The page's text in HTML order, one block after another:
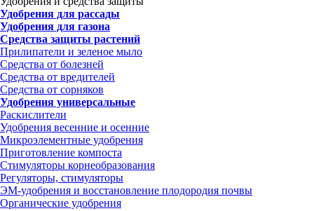
Удобрения для рассады
Удобрения для газона
Средства защиты растений
Прилипатели и зеленое мыло
Средства от болезней
Средства от вредителей
Средства от сорняков
Удобрения универсальные
Раскислители
Удобрения весенние и осенние
Микроэлементные удобрения
Приготовление компоста
Стимуляторы корнеобразования
Регуляторы, стимуляторы
ЭМ-удобрения и восстановление плодородия почвы
Органические удобрения